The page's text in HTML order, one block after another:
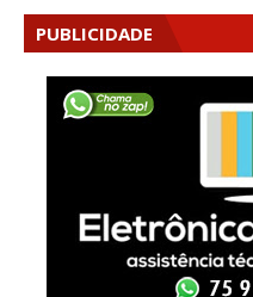
PUBLICIDADE